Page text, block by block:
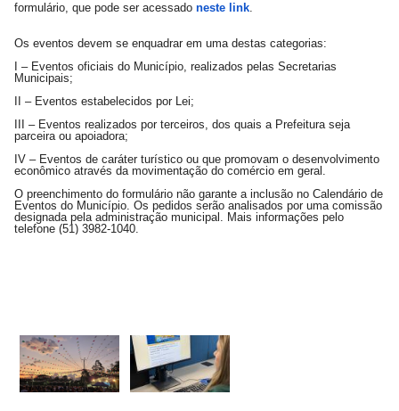
formulário, que pode ser acessado neste link.
Os eventos devem se enquadrar em uma destas categorias:
I – Eventos oficiais do Município, realizados pelas Secretarias
Municipais;
II – Eventos estabelecidos por Lei;
III – Eventos realizados por terceiros, dos quais a Prefeitura seja
parceira ou apoiadora;
IV – Eventos de caráter turístico ou que promovam o desenvolvimento
econômico através da movimentação do comércio em geral.
O preenchimento do formulário não garante a inclusão no Calendário de
Eventos do Município. Os pedidos serão analisados por uma comissão
designada pela administração municipal. Mais informações pelo
telefone (51) 3982-1040.